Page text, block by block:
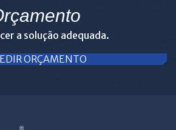
a solução adequada.
ORÇAMENTO